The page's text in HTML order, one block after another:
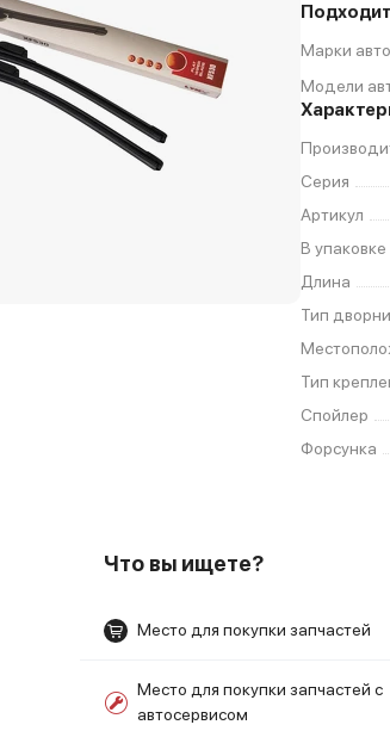
Марки
Модели
Серия
Артикул
В упаковке
Длина
Тип
Тип
Спойлер
Форсунка
Что вы ищете?
Место для покупки запчастей
Место для покупки запчастей с
автосервисом